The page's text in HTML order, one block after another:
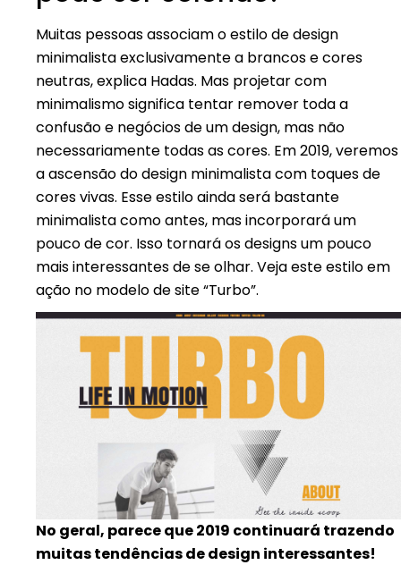
Muitas pessoas associam o estilo de design
minimalista exclusivamente a brancos e cores
neutras, explica Hadas. Mas projetar com
minimalismo significa tentar remover toda a
confusão e negócios de um design, mas não
necessariamente todas as cores. Em 2019, veremos
a ascensão do design minimalista com toques de
cores vivas. Esse estilo ainda será bastante
minimalista como antes, mas incorporará um
pouco de cor. Isso tornará os designs um pouco
mais interessantes de se olhar. Veja este estilo em
ação no modelo de site “Turbo”.
No geral, parece que 2019 continuará trazendo
muitas tendências de design interessantes!